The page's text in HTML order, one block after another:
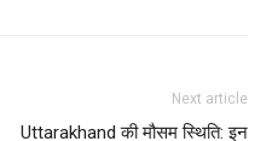
Next article
Uttarakhand की मौसम स्थिति: इन